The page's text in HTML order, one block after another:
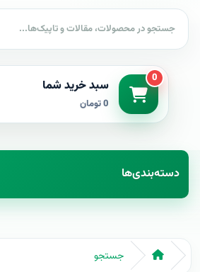
0 سبد خرید شما
0 تومان
دسته‌بندی‌ها
جستجو